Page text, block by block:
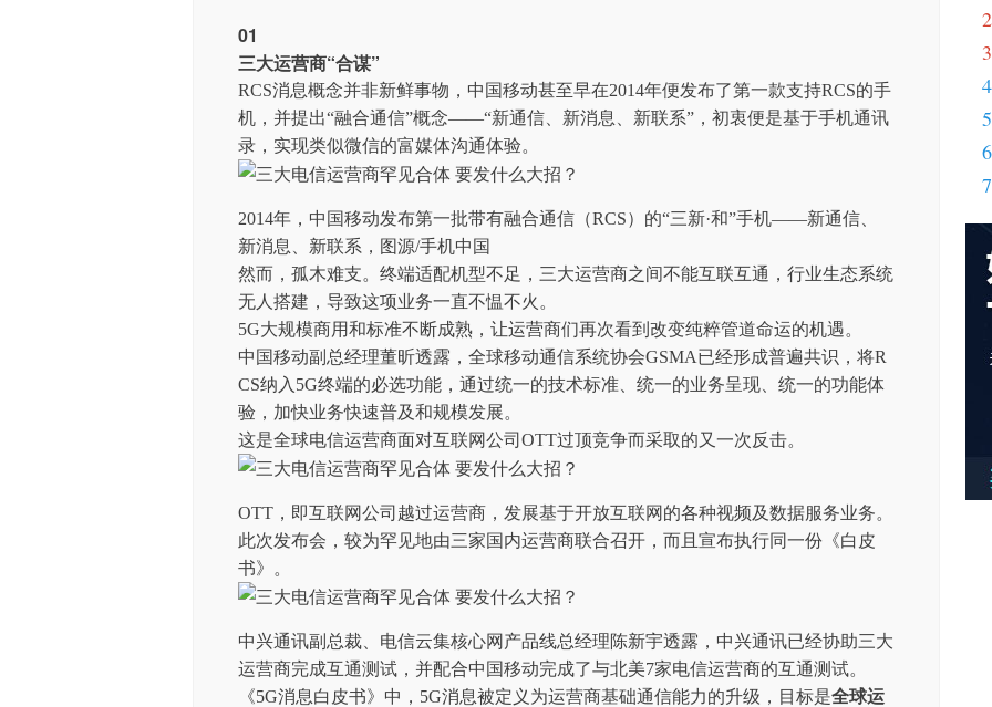
01
三大运营商“合谋”
RCS消息概念并非新鲜事物，中国移动甚至早在2014年便发布了第一款支持RCS的手
机，并提出“融合通信”概念——“新通信、新消息、新联系”，初衷便是基于手机通讯
录，实现类似微信的富媒体沟通体验。
2014年，中国移动发布第一批带有融合通信（RCS）的“三新·和”手机——新通信、
新消息、新联系，图源/手机中国
然而，孤木难支。终端适配机型不足，三大运营商之间不能互联互通，行业生态系统
无人搭建，导致这项业务一直不愠不火。
5G大规模商用和标准不断成熟，让运营商们再次看到改变纯粹管道命运的机遇。
中国移动副总经理董昕透露，全球移动通信系统协会GSMA已经形成普遍共识，将R
CS纳入5G终端的必选功能，通过统一的技术标准、统一的业务呈现、统一的功能体
验，加快业务快速普及和规模发展。
这是全球电信运营商面对互联网公司OTT过顶竞争而采取的又一次反击。
OTT，即互联网公司越过运营商，发展基于开放互联网的各种视频及数据服务业务。
此次发布会，较为罕见地由三家国内运营商联合召开，而且宣布执行同一份《白皮
书》。
中兴通讯副总裁、电信云集核心网产品线总经理陈新宇透露，中兴通讯已经协助三大
运营商完成互通测试，并配合中国移动完成了与北美7家电信运营商的互通测试。
《5G消息白皮书》中，5G消息被定义为运营商基础通信能力的升级，目标是全球运
2
3
4
5
6
7